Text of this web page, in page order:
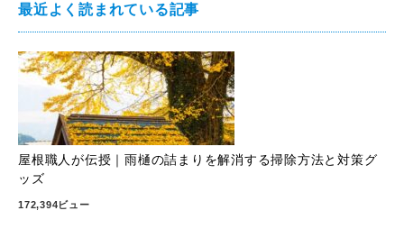
最近よく読まれている記事
屋根職人が伝授｜雨樋の詰まりを解消する掃除方法と対策グ
ッズ
172,394ビュー